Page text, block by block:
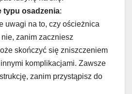
typu osadzenia:
uwagi na to, czy ościeżnica
zanim zaczniesz
skończyć się zniszczeniem
innymi komplikacjami. Zawsze
zanim przystąpisz do